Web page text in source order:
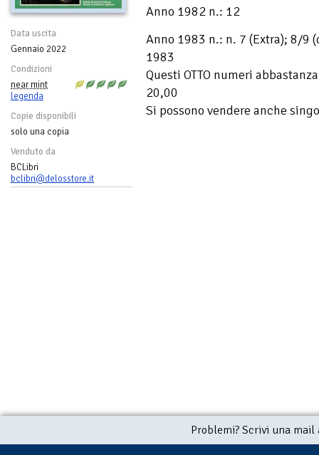
Data uscita
Gennaio 2022
Condizioni
near mint
legenda
Copie disponibili
solo una copia
Venduto da
BCLibri
bclibri@delosstore.it
Anno 1982 n.: 12
Anno 1983 n.: n. 7 (Extra); 8/9
1983
Questi OTTO numeri
20,00
Si possono vendere anche
Problemi? Scrivi una